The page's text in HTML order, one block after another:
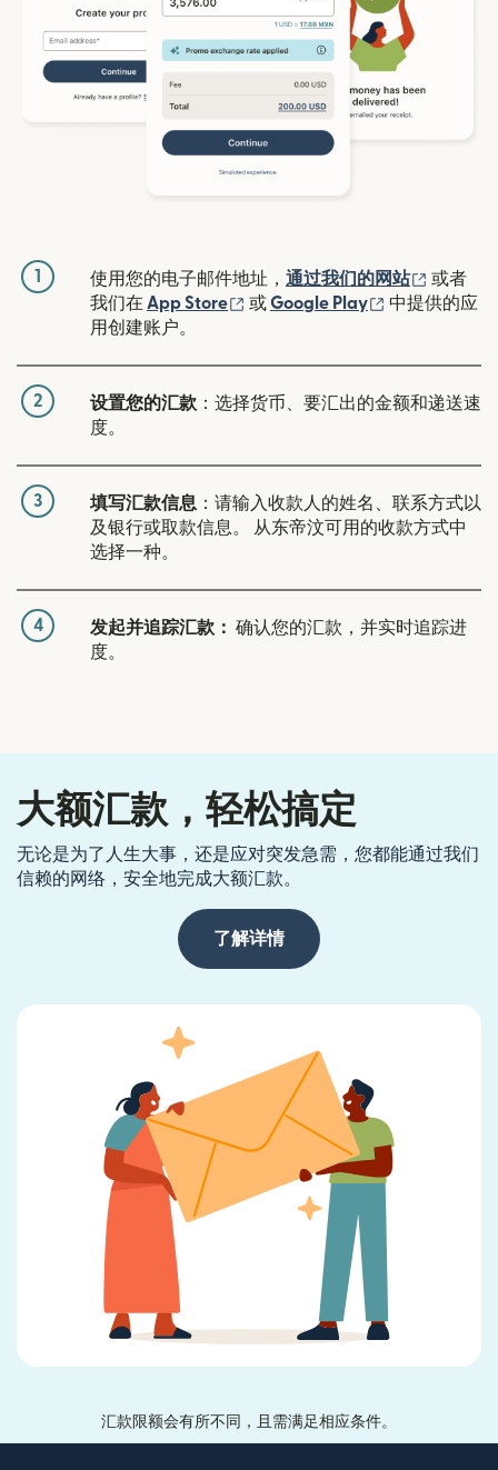
1 使用您的电子邮件地址， 通过我们的网站 （在新
或者
我们在 App Store （在新窗口中打开）
或Google Play （在新窗口中
中提供的应
用创建账户。
2 设置您的汇款 ：选择货币、要汇出的金额和递送速
度。
3 填写汇款信息 ：请输入收款人的姓名、联系方式以
及银行或取款信息。 从东帝汶可用的收款方式中
选择一种。
4 发起并追踪汇款： 确认您的汇款，并实时追踪进
度。
大额汇款，轻松搞定
无论是为了人生大事，还是应对突发急需，您都能通过我们
信赖的网络，安全地完成大额汇款。
了解详情
汇款限额会有所不同，且需满足相应条件。